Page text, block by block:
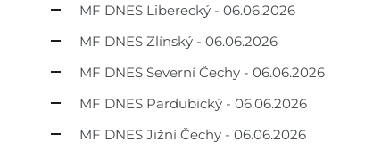
MF DNES Liberecký - 06.06.2026
MF DNES Zlínský - 06.06.2026
MF DNES Severní Čechy - 06.06.2026
MF DNES Pardubický - 06.06.2026
MF DNES Jižní Čechy - 06.06.2026